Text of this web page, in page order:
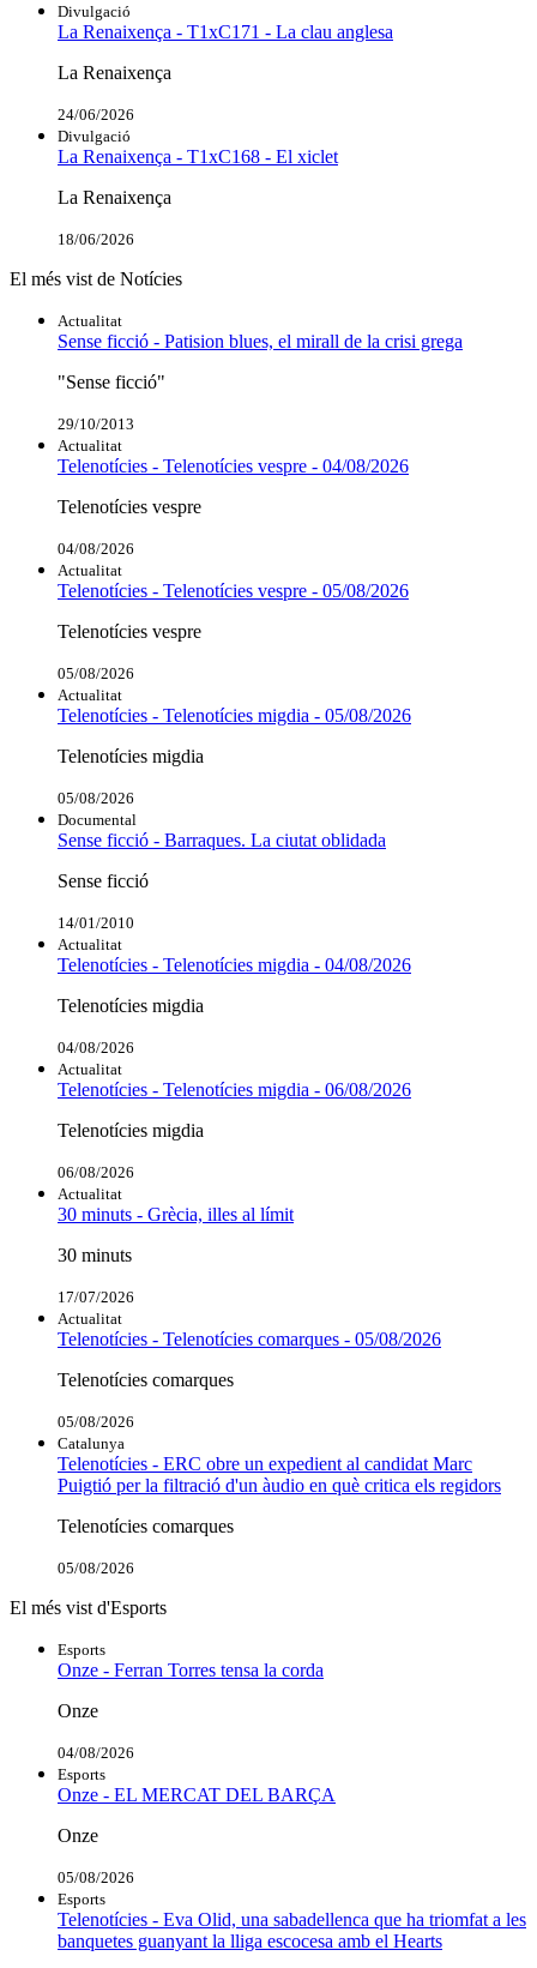
Divulgació
La Renaixença - T1xC171 - La clau anglesa
La Renaixença
24/06/2026
Divulgació
La Renaixença - T1xC168 - El xiclet
La Renaixença
18/06/2026
El més vist de Notícies
Actualitat
Sense ficció - Patision blues, el mirall de la crisi grega
"Sense ficció"
29/10/2013
Actualitat
Telenotícies - Telenotícies vespre - 04/08/2026
Telenotícies vespre
04/08/2026
Actualitat
Telenotícies - Telenotícies vespre - 05/08/2026
Telenotícies vespre
05/08/2026
Actualitat
Telenotícies - Telenotícies migdia - 05/08/2026
Telenotícies migdia
05/08/2026
Documental
Sense ficció - Barraques. La ciutat oblidada
Sense ficció
14/01/2010
Actualitat
Telenotícies - Telenotícies migdia - 04/08/2026
Telenotícies migdia
04/08/2026
Actualitat
Telenotícies - Telenotícies migdia - 06/08/2026
Telenotícies migdia
06/08/2026
Actualitat
30 minuts - Grècia, illes al límit
30 minuts
17/07/2026
Actualitat
Telenotícies - Telenotícies comarques - 05/08/2026
Telenotícies comarques
05/08/2026
Catalunya
Telenotícies - ERC obre un expedient al candidat Marc
Puigtió per la filtració d'un àudio en què critica els regidors
Telenotícies comarques
05/08/2026
El més vist d'Esports
Esports
Onze - Ferran Torres tensa la corda
Onze
04/08/2026
Esports
Onze - EL MERCAT DEL BARÇA
Onze
05/08/2026
Esports
Telenotícies - Eva Olid, una sabadellenca que ha triomfat a les
banquetes guanyant la lliga escocesa amb el Hearts